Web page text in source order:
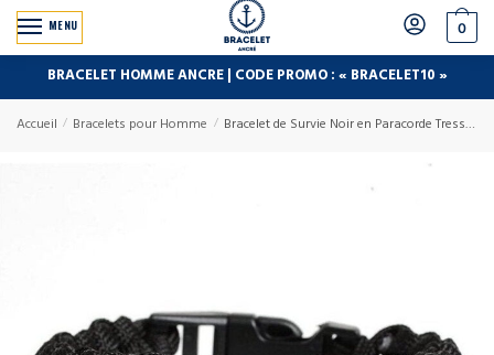
MENU 0
BRACELET HOMME ANCRE | CODE PROMO : « BRACELET10 »
Accueil / Bracelets pour Homme / Bracelet de Survie Noir en Paracorde Tressée Edward